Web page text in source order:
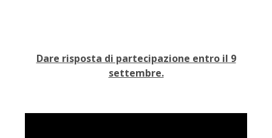
Dare risposta di partecipazione entro il 9
settembre.